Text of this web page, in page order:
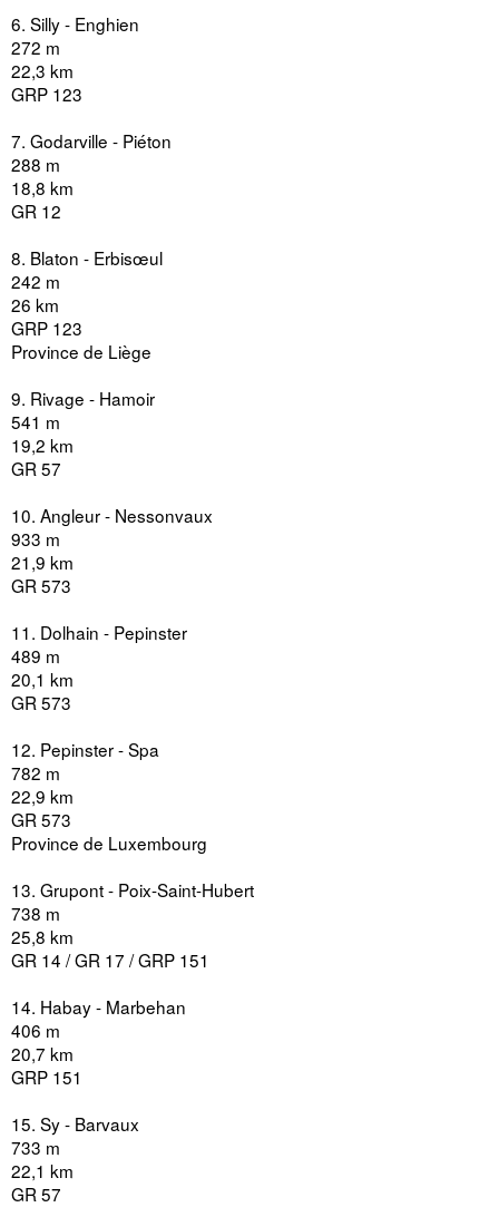
6. Silly - Enghien
272 m
22,3 km
GRP 123
7. Godarville - Piéton
288 m
18,8 km
GR 12
8. Blaton - Erbisœul
242 m
26 km
GRP 123
Province de Liège
9. Rivage - Hamoir
541 m
19,2 km
GR 57
10. Angleur - Nessonvaux
933 m
21,9 km
GR 573
11. Dolhain - Pepinster
489 m
20,1 km
GR 573
12. Pepinster - Spa
782 m
22,9 km
GR 573
Province de Luxembourg
13. Grupont - Poix-Saint-Hubert
738 m
25,8 km
GR 14 / GR 17 / GRP 151
14. Habay - Marbehan
406 m
20,7 km
GRP 151
15. Sy - Barvaux
733 m
22,1 km
GR 57